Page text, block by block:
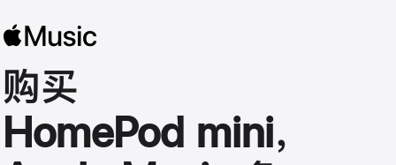
购买
HomePod mini，